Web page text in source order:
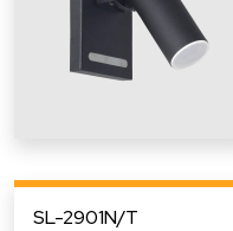
SL-2901N/T